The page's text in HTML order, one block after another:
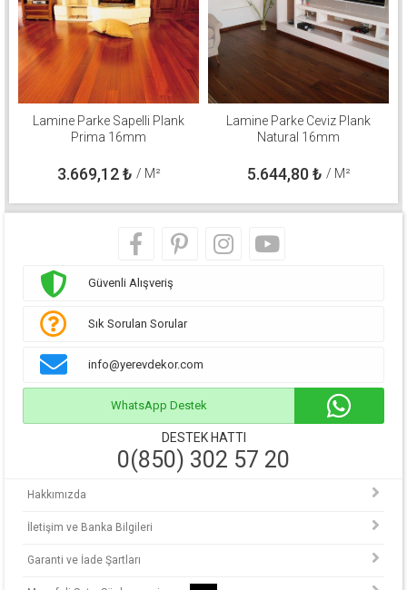
Lamine Parke Sapelli Plank
Prima 16mm
3.669,12₺ / M²
Lamine Parke Ceviz Plank
Natural 16mm
5.644,80₺ / M²
Güvenli Alışveriş
Sık Sorulan Sorular
info@yerevdekor.com
WhatsApp Destek
DESTEK HATTI
0(850) 302 57 20
Hakkımızda
İletişim ve Banka Bilgileri
Garanti ve İade Şartları